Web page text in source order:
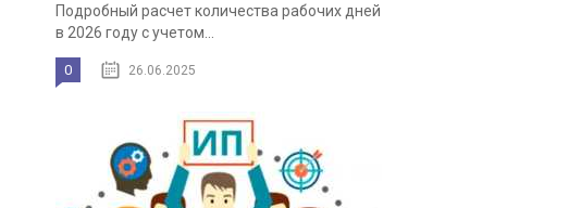
Подробный расчет количества рабочих дней
в 2026 году с учетом...
0 26.06.2025